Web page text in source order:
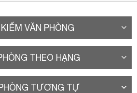
VĂN PHÒNG
THEO HẠNG
TƯƠNG TỰ